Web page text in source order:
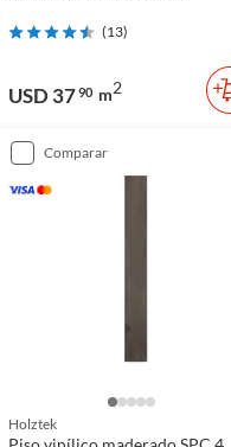
(13)
USD 3790 m2
comparar
Holztek